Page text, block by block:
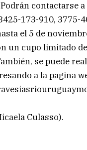
contactarse
173-910, 3775-
el 5 de
un cupo limitado
se puede
a la pagina
Culasso).